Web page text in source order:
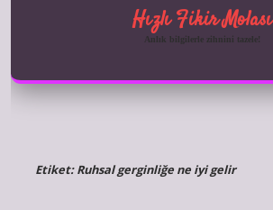
Hızlı Fikir Molası
Anlık bilgilerle zihnini tazele!
Etiket:Ruhsal gerginliğe ne iyi gelir